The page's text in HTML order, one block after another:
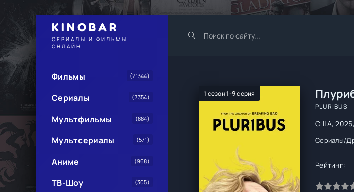
KINOBAR
СЕРИАЛЫ И ФИЛЬМЫ
ОНЛАЙН
Фильмы (21344)
Сериалы (7354)
Мультфильмы (884)
Мультсериалы (571)
Аниме (968)
ТВ-Шоу (305)
1 сезон 1-9 серия
PLURIBUS
США, 2025,
Сериалы/
Рейтинг: